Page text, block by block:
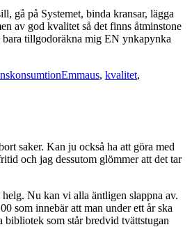
gå på Systemet, binda kransar, lägga
av god kvalitet så det finns åtminstone
bara tillgodoräkna mig EN ynkapynka
Taggar
Emmaus, kvalitet,
saker. Kan ju också ha att göra med
och jag dessutom glömmer att det tar
Nu kan vi alla äntligen slappna av.
som innebär att man under ett år ska
som står bredvid tvättstugan